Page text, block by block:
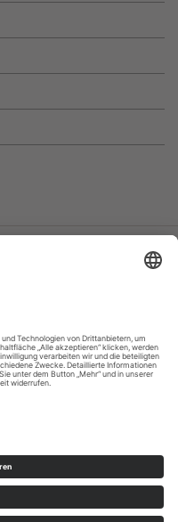
Betriebs KG
Die angegebenen Werte
WLTP (Worldwide
ermittelt. Der
Pkw sind nicht nur von der
abhängig. CO₂ ist das für die
werden. Der Leitfaden ist
/ CROSSCAMP; Basti Hansen /